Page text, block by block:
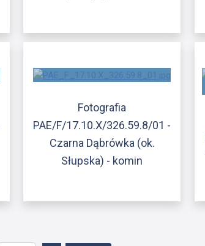
Fotografia
PAE/F/17.10.X/326.59.8/01 -
Czarna Dąbrówka (ok.
Słupska) - komin